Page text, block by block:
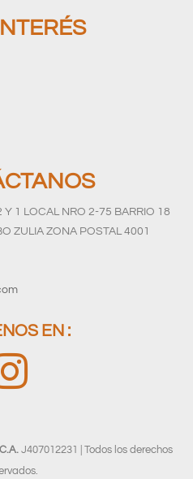
Y 1 LOCAL NRO 2-75 BARRIO 18
ZULIA ZONA POSTAL 4001
EN :
J407012231 | Todos los derechos